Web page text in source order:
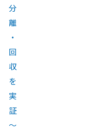
分
離
・
回
収
を
実
証
～